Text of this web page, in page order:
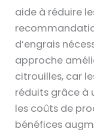
aide à réduire
d’engrais
approche
citrouilles, car
réduits grâce à
les coûts de
bénéfices